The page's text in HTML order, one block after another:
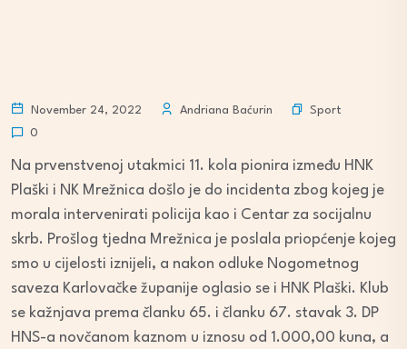
November 24, 2022 Andriana Baćurin
Sport
0
Na prvenstvenoj utakmici 11. kola pionira između HNK
Plaški i NK Mrežnica došlo je do incidenta zbog kojeg je
morala intervenirati policija kao i Centar za socijalnu
skrb. Prošlog tjedna Mrežnica je poslala priopćenje kojeg
smo u cijelosti iznijeli, a nakon odluke Nogometnog
saveza Karlovačke županije oglasio se i HNK Plaški. Klub
se kažnjava prema članku 65. i članku 67. stavak 3. DP
HNS-a novčanom kaznom u iznosu od 1.000,00 kuna, a